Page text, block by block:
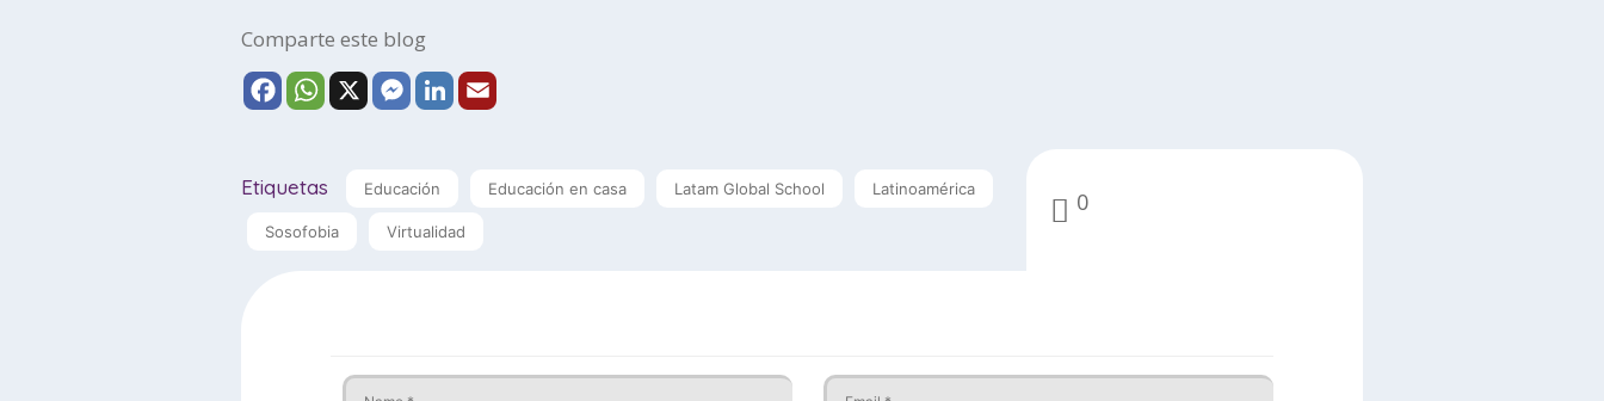
Comparte este blog
F
a
e
o
W
h
t
A
X
M
e
s
n
L
d
Etiquetas Educación Educación en casa Latam Global School Latinoamérica
Sosofobia Virtualidad
0